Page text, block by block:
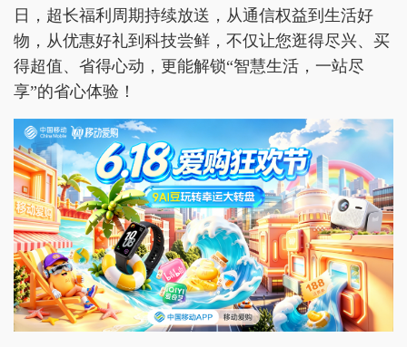
日，超长福利周期持续放送，从通信权益到生活好
物，从优惠好礼到科技尝鲜，不仅让您逛得尽兴、买
得超值、省得心动，更能解锁“智慧生活，一站尽
享”的省心体验！